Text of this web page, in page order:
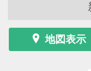
地図表示